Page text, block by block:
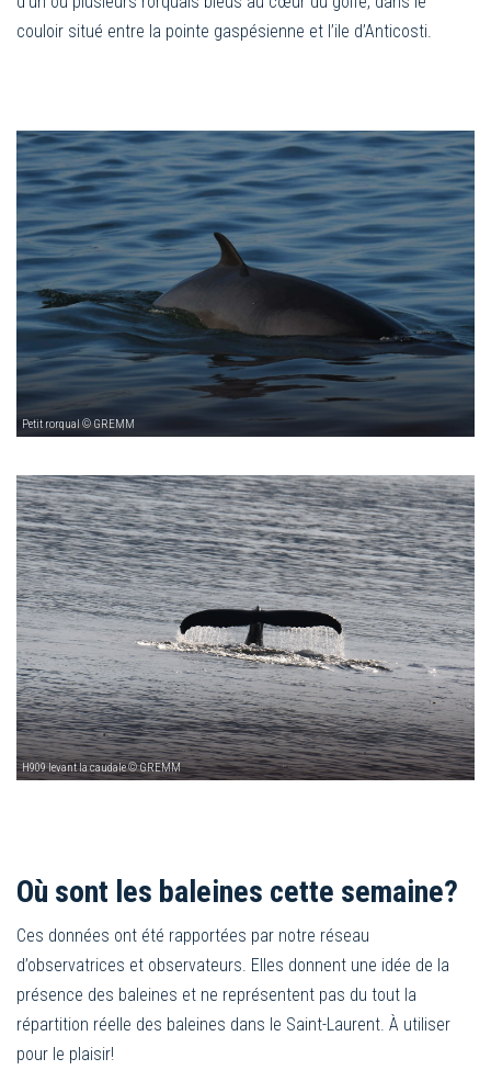
couloir situé entre la pointe gaspésienne et l’ile d’Anticosti.
Petit rorqual © GREMM
H909 levant la caudale © GREMM
Où sont les baleines cette semaine?
Ces données ont été rapportées par notre réseau
d’observatrices et observateurs. Elles donnent une idée de la
présence des baleines et ne représentent pas du tout la
répartition réelle des baleines dans le Saint-Laurent. À utiliser
pour le plaisir!